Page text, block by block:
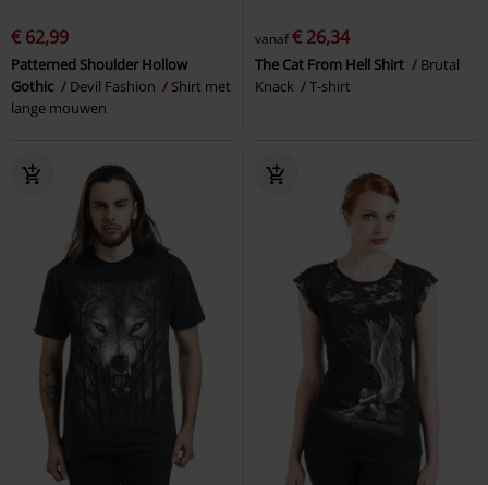
€ 62,99
Patterned Shoulder Hollow
Gothic
Devil Fashion
Shirt met
lange mouwen
vanaf€ 26,34
The Cat From Hell Shirt
Brutal
Knack
T-shirt